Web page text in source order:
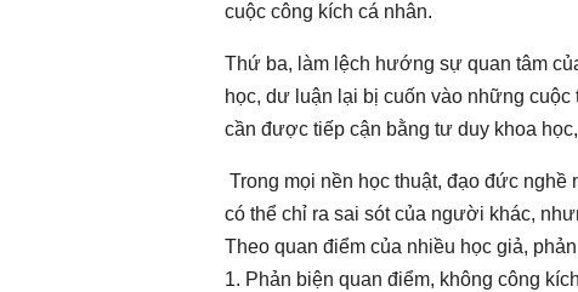
cuộc công kích cá nhân.
Thứ ba, làm lệch hướng sự quan tâm
học, dư luận lại bị cuốn vào những
cần được tiếp cận bằng tư duy khoa
Trong mọi nền học thuật, đạo đức
có thể chỉ ra sai sót của người khác,
Theo quan điểm của nhiều học giả,
1. Phản biện quan điểm, không công